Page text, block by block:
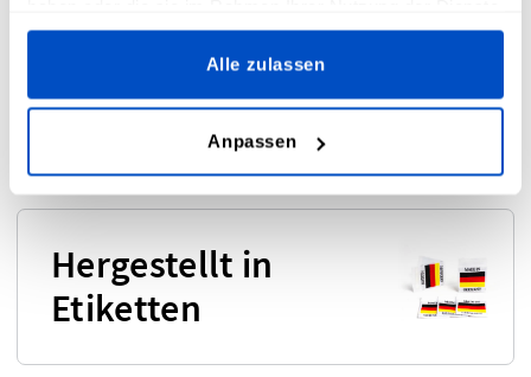
gesammelt haben.
Alle zulassen
Anpassen
DTF Transfer
Etiketten
Hergestellt in
Etiketten